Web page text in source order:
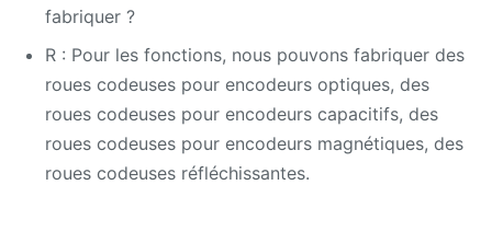
fabriquer ?
R : Pour les fonctions, nous pouvons fabriquer des
roues codeuses pour encodeurs optiques, des
roues codeuses pour encodeurs capacitifs, des
roues codeuses pour encodeurs magnétiques, des
roues codeuses réfléchissantes.